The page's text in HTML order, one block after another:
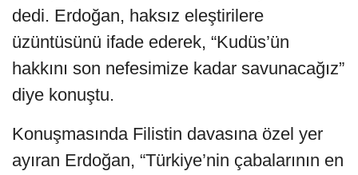
dedi. Erdoğan, haksız eleştirilere
üzüntüsünü ifade ederek, “Kudüs’ün
hakkını son nefesimize kadar savunacağız”
diye konuştu.
Konuşmasında Filistin davasına özel yer
ayıran Erdoğan, “Türkiye’nin çabalarının en